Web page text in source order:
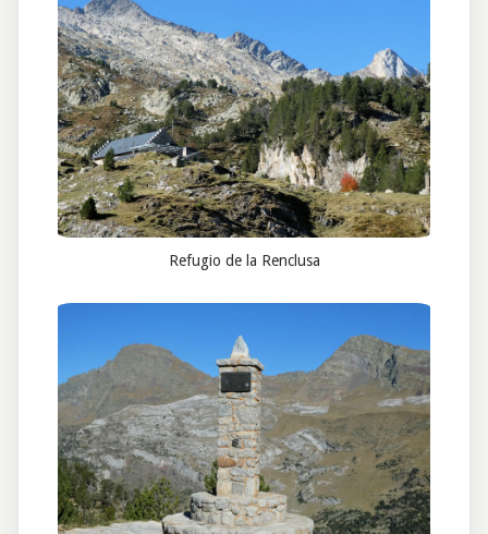
Refugio de la Renclusa